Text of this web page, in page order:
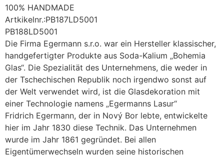
100% HANDMADE
Artkikelnr.:PB187LD5001
PB188LD5001
Die Firma Egermann s.r.o. war ein Hersteller klassischer,
handgefertigter Produkte aus Soda-Kalium „Bohemia
Glas“. Die Spezialität des Unternehmens, die weder in
der Tschechischen Republik noch irgendwo sonst auf
der Welt verwendet wird, ist die Glasdekoration mit
einer Technologie namens „Egermanns Lasur“
Fridrich Egermann, der in Nový Bor lebte, entwickelte
hier im Jahr 1830 diese Technik. Das Unternehmen
wurde im Jahr 1861 gegründet. Bei allen
Eigentümerwechseln wurden seine historischen